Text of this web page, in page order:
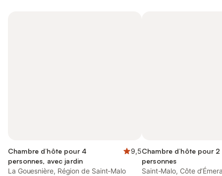
Chambre d’hôte pour 4
personnes, avec jardin
9,5
La Gouesnière, Région de Saint-Malo
Chambre d’hôte pour 2
personnes
Saint-Malo, Côte